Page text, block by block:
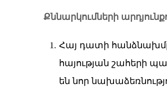
Քննարկումների
Հայ դատի
հայության շահերի
են նոր